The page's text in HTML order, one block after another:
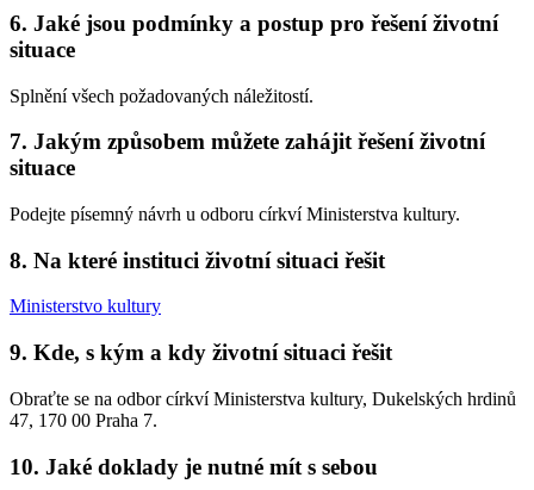
6. Jaké jsou podmínky a postup pro řešení životní
situace
Splnění všech požadovaných náležitostí.
7. Jakým způsobem můžete zahájit řešení životní
situace
Podejte písemný návrh u odboru církví Ministerstva kultury.
8. Na které instituci životní situaci řešit
Ministerstvo kultury
9. Kde, s kým a kdy životní situaci řešit
Obraťte se na odbor církví Ministerstva kultury, Dukelských hrdinů
47, 170 00 Praha 7.
10. Jaké doklady je nutné mít s sebou